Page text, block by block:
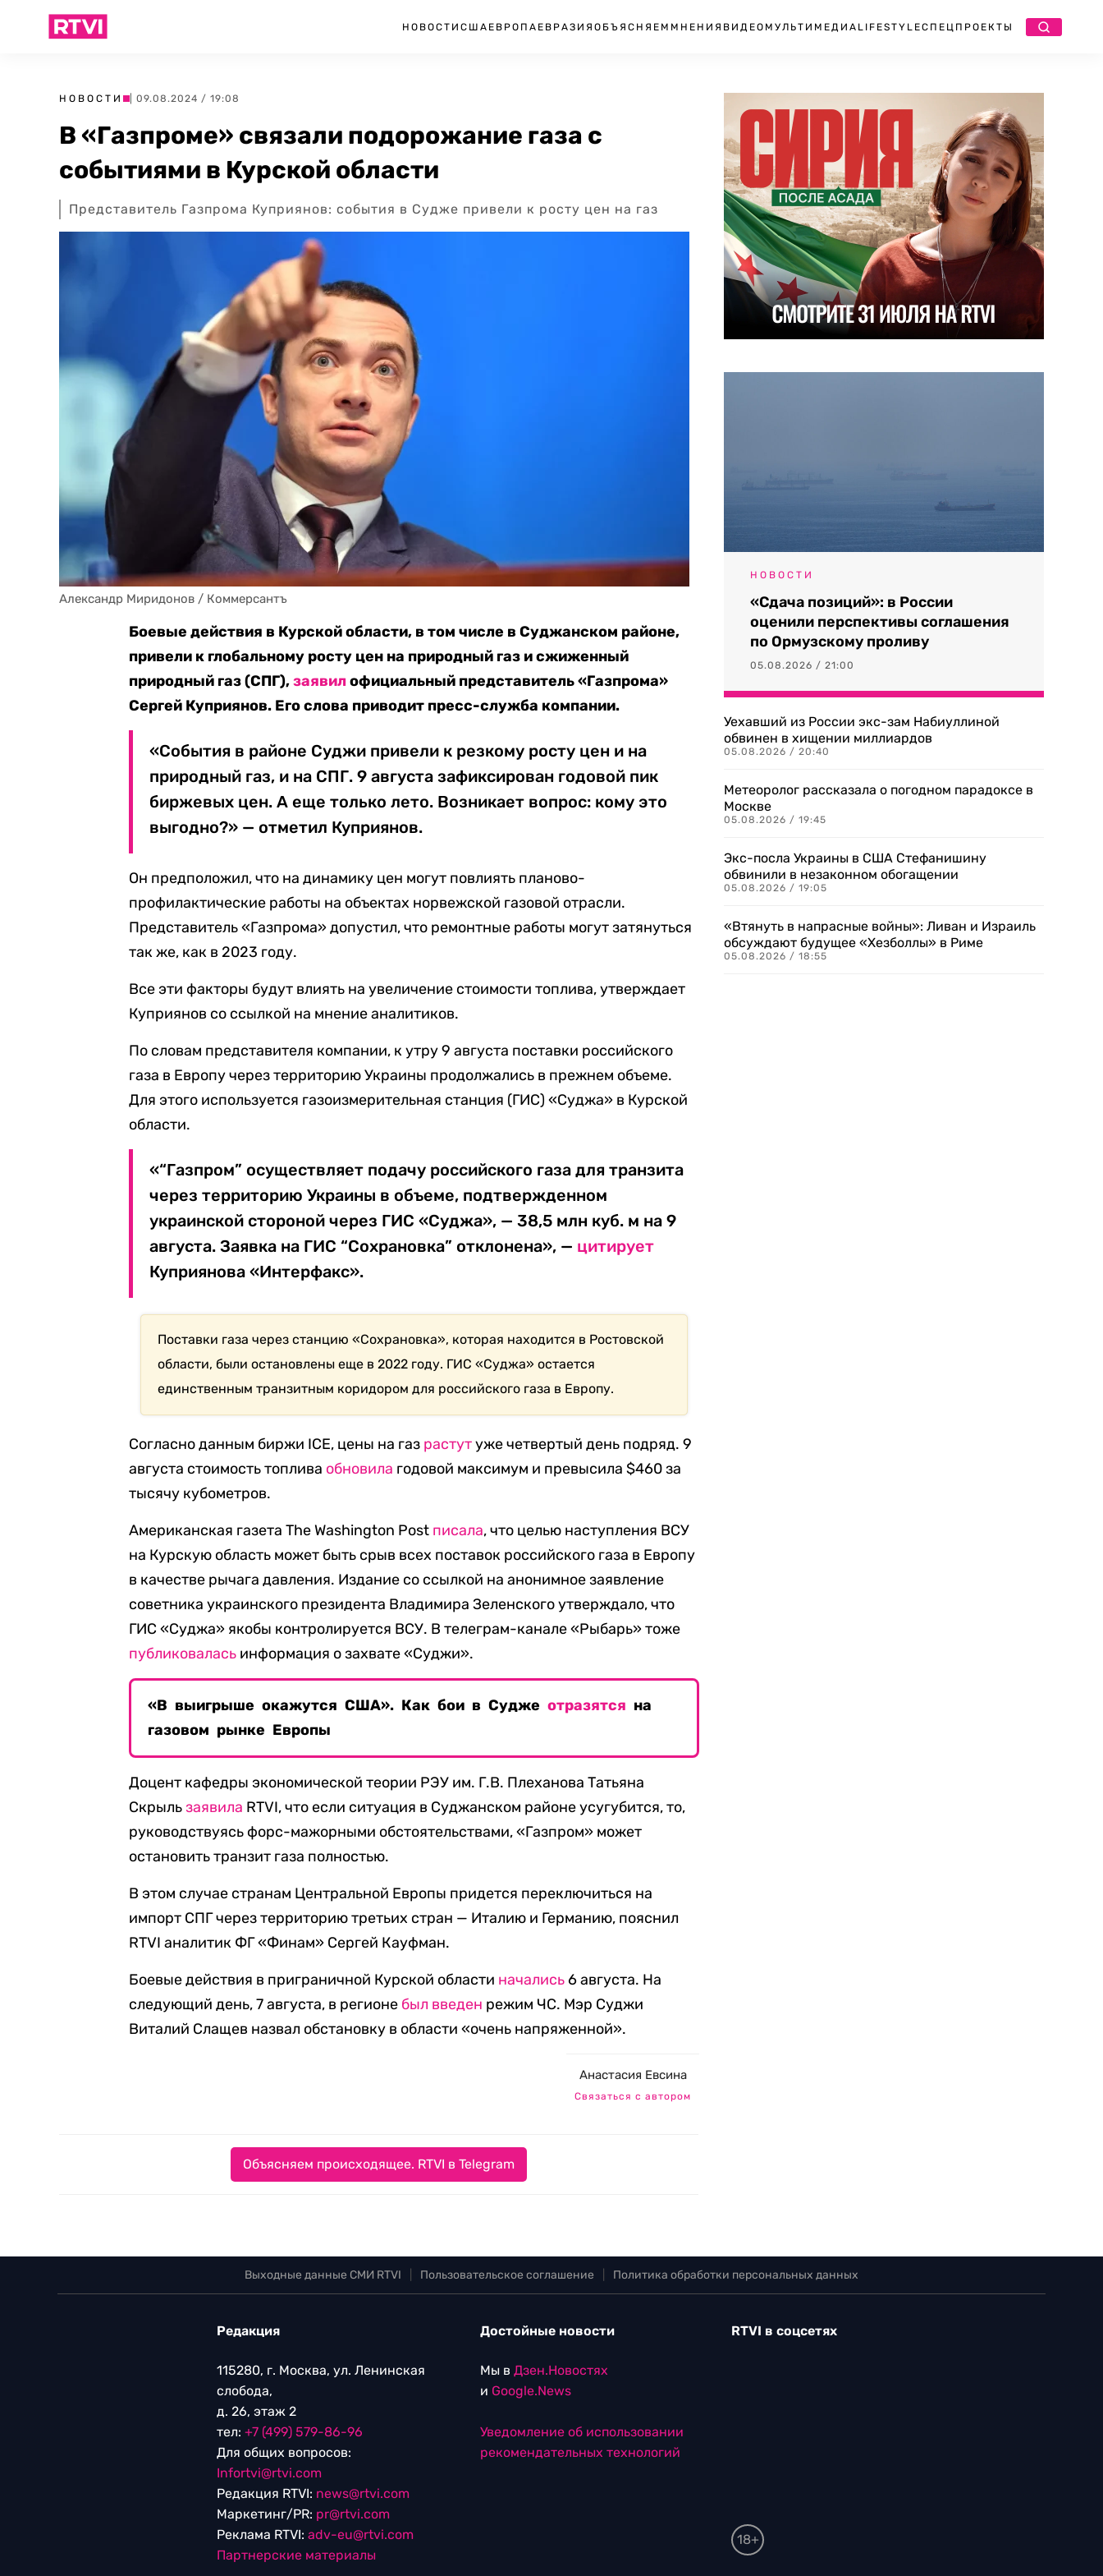
НОВОСТИ США ЕВРОПА ЕВРАЗИЯ ОБЪЯСНЯЕМ МНЕНИЯ ВИДЕО МУЛЬТИМЕДИА LIFESTYLEСПЕЦПРОЕКТЫ
НОВОСТИ | 09.08.2024 / 19:08
В «Газпроме» связали подорожание газа с
событиями в Курской области
Представитель Газпрома Куприянов: события в Судже привели к росту цен на газ
Александр Миридонов / Коммерсантъ
Боевые действия в Курской области, в том числе в Суджанском районе,
привели к глобальному росту цен на природный газ и сжиженный
природный газ (СПГ),заявилофициальный представитель «Газпрома»
Сергей Куприянов. Его слова приводит пресс-служба компании.
«События в районе Суджи привели к резкому росту цен и на
природный газ, и на СПГ. 9 августа зафиксирован годовой пик
биржевых цен. А еще только лето. Возникает вопрос: кому это
выгодно?» — отметил Куприянов.
Он предположил, что на динамику цен могут повлиять планово-
профилактические работы на объектах норвежской газовой отрасли.
Представитель «Газпрома» допустил, что ремонтные работы могут затянуться
так же, как в 2023 году.
Все эти факторы будут влиять на увеличение стоимости топлива, утверждает
Куприянов со ссылкой на мнение аналитиков.
По словам представителя компании, к утру 9 августа поставки российского
газа в Европу через территорию Украины продолжались в прежнем объеме.
Для этого используется газоизмерительная станция (ГИС) «Суджа» в Курской
области.
«“Газпром” осуществляет подачу российского газа для транзита
через территорию Украины в объеме, подтвержденном
украинской стороной через ГИС «Суджа», — 38,5 млн куб. м на 9
августа. Заявка на ГИС “Сохрановка” отклонена», — цитирует
Куприянова «Интерфакс».
Поставки газа через станцию «Сохрановка», которая находится в Ростовской
области, были остановлены еще в 2022 году. ГИС «Суджа» остается
единственным транзитным коридором для российского газа в Европу.
Согласно данным биржи ICE, цены на газ растутуже четвертый день подряд. 9
августа стоимость топлива обновила годовой максимум и превысила $460 за
тысячу кубометров.
Американская газета The Washington Post писала, что целью наступления ВСУ
на Курскую область может быть срыв всех поставок российского газа в Европу
в качестве рычага давления. Издание со ссылкой на анонимное заявление
советника украинского президента Владимира Зеленского утверждало, что
ГИС «Суджа» якобы контролируется ВСУ. В телеграм-канале «Рыбарь» тоже
публиковалась информация о захвате «Суджи».
«В выигрыше окажутся США». Как бои в Суджеотразятся на
газовом рынке Европы
Доцент кафедры экономической теории РЭУ им. Г.В. Плеханова Татьяна
Скрыльзаявила RTVI, что если ситуация в Суджанском районе усугубится, то,
руководствуясь форс-мажорными обстоятельствами, «Газпром» может
остановить транзит газа полностью.
В этом случае странам Центральной Европы придется переключиться на
импорт СПГ через территорию третьих стран — Италию и Германию, пояснил
RTVI аналитик ФГ «Финам» Сергей Кауфман.
Боевые действия в приграничной Курской области начались 6 августа. На
следующий день, 7 августа, в регионе был введен режим ЧС. Мэр Суджи
Виталий Слащев назвал обстановку в области «очень напряженной».
Анастасия Евсина
Связаться с автором
Объясняем происходящее. RTVI в Telegram
НОВОСТИ
«Сдача позиций»: в России
оценили перспективы соглашения
по Ормузскому проливу
05.08.2026 / 21:00
Уехавший из России экс-зам Набиуллиной
обвинен в хищении миллиардов
05.08.2026 / 20:40
Метеоролог рассказала о погодном парадоксе в
Москве
05.08.2026 / 19:45
Экс-посла Украины в США Стефанишину
обвинили в незаконном обогащении
05.08.2026 / 19:05
«Втянуть в напрасные войны»: Ливан и Израиль
обсуждают будущее «Хезболлы» в Риме
05.08.2026 / 18:55
Выходные данные СМИ RTVI Пользовательское соглашение Политика обработки персональных данных
Редакция
115280, г. Москва, ул. Ленинская
слобода,
д. 26, этаж 2
тел: +7 (499) 579-86-96
Для общих вопросов:
Infortvi@rtvi.com
Редакция RTVI: news@rtvi.com
Маркетинг/PR: pr@rtvi.com
Реклама RTVI: adv-eu@rtvi.com
Партнерские материалы
Достойные новости
Мы в Дзен.Новостях
и Google.News
Уведомление об использовании
рекомендательных технологий
RTVI в соцсетях
18+